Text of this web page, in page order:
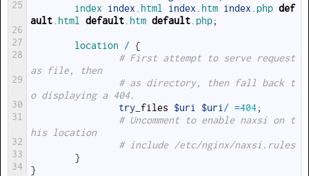
25
26
27
28
29
30
31
32
33
34
index index .html index .htm index .php def
ault .html default .htm default .php;
location / {
# First attempt to serve request
as file, then
# as directory, then fall back t
o displaying a 404.
try files $uri $uri / =404;
# Uncomment to enable naxsi on t
his location
# include /etc/nginx/naxsi.rules
}
}